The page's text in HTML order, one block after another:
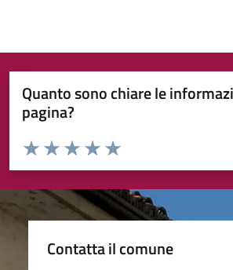
Quanto sono chiare le
pagina?
Valuta da 1 a 5 stelle la pagina
Valuta 5 stelle su 5
Valuta 4 stelle su 5
Valuta 3 stelle su 5
Valuta 2 stelle su 5
Valuta 1 stelle su 5
Contatta il comune